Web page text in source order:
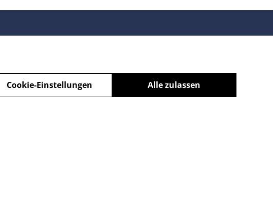
Alle zulassen
Cookie-Einstellungen